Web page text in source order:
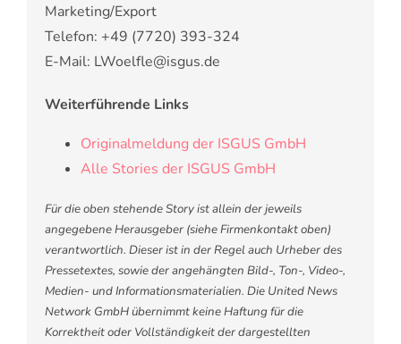
Marketing/Export
Telefon: +49 (7720) 393-324
E-Mail: LWoelfle@isgus.de
Weiterführende Links
Originalmeldung der ISGUS GmbH
Alle Stories der ISGUS GmbH
Für die oben stehende Story ist allein der jeweils
angegebene Herausgeber (siehe Firmenkontakt oben)
verantwortlich. Dieser ist in der Regel auch Urheber des
Pressetextes, sowie der angehängten Bild-, Ton-, Video-,
Medien- und Informationsmaterialien. Die United News
Network GmbH übernimmt keine Haftung für die
Korrektheit oder Vollständigkeit der dargestellten